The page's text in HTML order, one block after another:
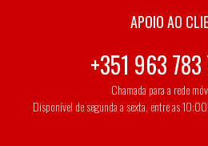
APOIO AO
+351 963 783
Chamada para a rede
Disponível de segunda a sexta, entre as